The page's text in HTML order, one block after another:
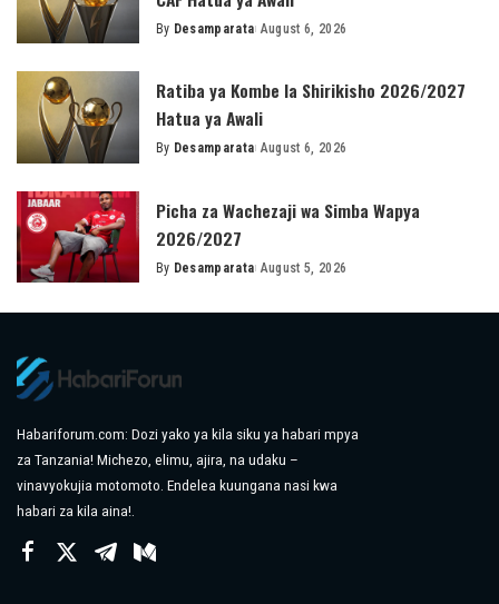
Posted
By Desamparata August 6, 2026
Ratiba ya Kombe la Shirikisho 2026/2027
Hatua ya Awali
Posted
By Desamparata August 6, 2026
Picha za Wachezaji wa Simba Wapya
2026/2027
Posted
By Desamparata August 5, 2026
Habariforum.com: Dozi yako ya kila siku ya habari mpya
za Tanzania! Michezo, elimu, ajira, na udaku –
vinavyokujia motomoto. Endelea kuungana nasi kwa
habari za kila aina!.